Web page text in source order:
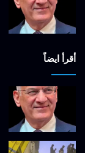
أقرأ ايضاً